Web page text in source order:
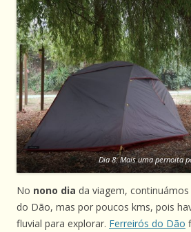
Dia 8: Mais uma pernoita
No nono dia da viagem,
do Dão, mas por poucos kms, pois
fluvial para explorar. Ferreirós do Dão